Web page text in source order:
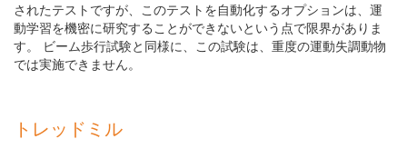
されたテストですが、このテストを自動化するオプションは、運
動学習を機密に研究することができないという点で限界がありま
す。 ビーム歩行試験と同様に、この試験は、重度の運動失調動物
では実施できません。
トレッドミル